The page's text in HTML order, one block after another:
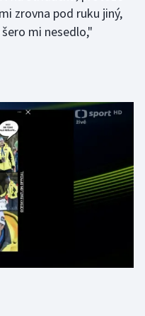
zrovna pod ruku jiný,
mi nesedlo,"